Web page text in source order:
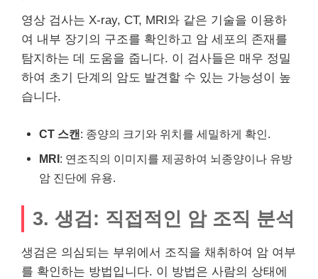
영상 검사는 X-ray, CT, MRI와 같은 기술을 이용하
여 내부 장기의 구조를 확인하고 암 세포의 존재를
탐지하는 데 도움을 줍니다. 이 검사들은 매우 정밀
하여 초기 단계의 암도 발견할 수 있는 가능성이 높
습니다.
CT 스캔: 종양의 크기와 위치를 세밀하게 확인.
MRI: 연조직의 이미지를 제공하여 뇌종양이나 유방
암 진단에 유용.
3. 생검: 직접적인 암 조직 분석
생검은 의심되는 부위에서 조직을 채취하여 암 여부
를 확인하는 방법입니다. 이 방법은 사람의 상태에